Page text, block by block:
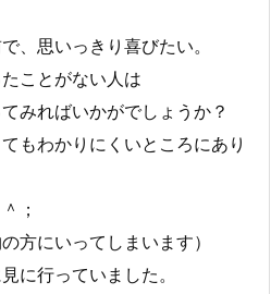
、思いっきり喜びたい。
ことがない人は
みればいかがでしょうか？
もわかりにくいところにあり
；
にいってしまいます）
に行っていました。